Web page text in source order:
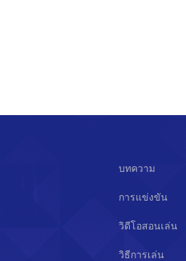
บทความ
การแข่งขัน
วิดีโอสอนเล่น
วิธีการเล่น